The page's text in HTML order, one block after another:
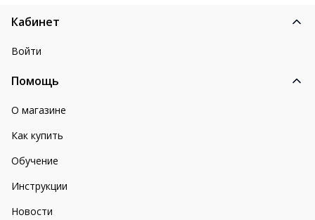
Кабинет
Войти
Помощь
О магазине
Как купить
Обучение
Инструкции
Новости